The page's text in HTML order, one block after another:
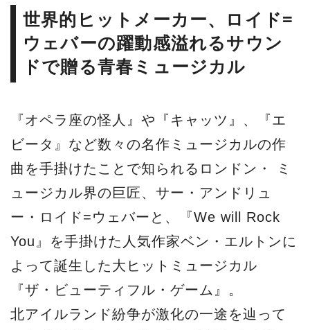
世界的ヒットメーカー、ロイド=
ウェバーの躍動感溢れるサウン
ドで贈る青春ミュージカル
『オペラ座の怪人』や『キャッツ』、『エ
ビータ』など数々の名作ミュージカルの作
曲を手掛けたことで知られるロンドン・ ミ
ュージカル界の巨匠、サー・アンドリュ
ー・ロイド=ウェバーと、『We will Rock
You』を手掛けた人気作家ベン・エルトンに
よって誕生した大ヒットミュージカル
『ザ・ビューティフル・ゲーム』。
北アイルランド紛争が激化の一途を辿って